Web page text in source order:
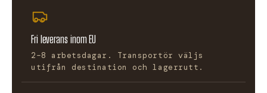
Fri leverans inom EU
2–8 arbetsdagar. Transportör väljs
utifrån destination och lagerrutt.